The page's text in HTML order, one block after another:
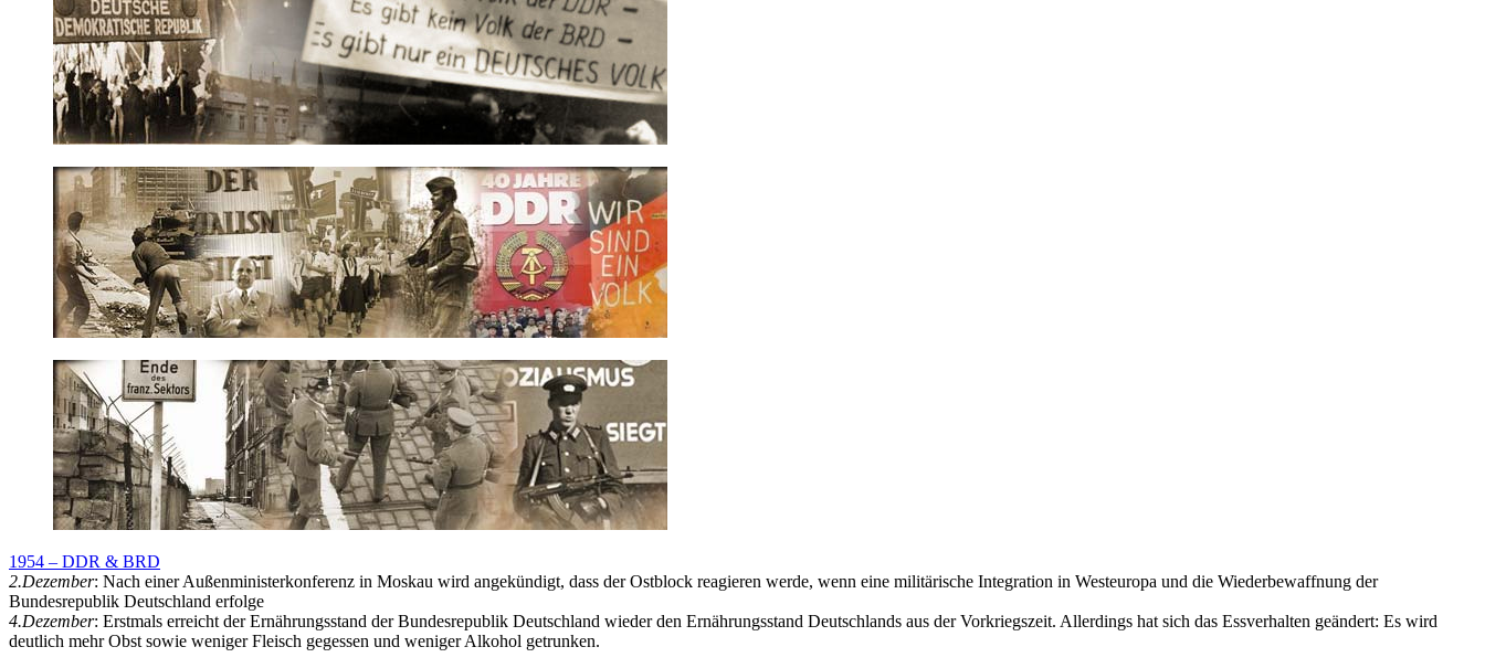
1954 – DDR & BRD
2.Dezember: Nach einer Außenministerkonferenz in Moskau wird angekündigt, dass der Ostblock reagieren werde, wenn eine militärische Integration in Westeuropa und die Wiederbewaffnung der
Bundesrepublik Deutschland erfolge
4.Dezember: Erstmals erreicht der Ernährungsstand der Bundesrepublik Deutschland wieder den Ernährungsstand Deutschlands aus der Vorkriegszeit. Allerdings hat sich das Essverhalten geändert: Es wird
deutlich mehr Obst sowie weniger Fleisch gegessen und weniger Alkohol getrunken.